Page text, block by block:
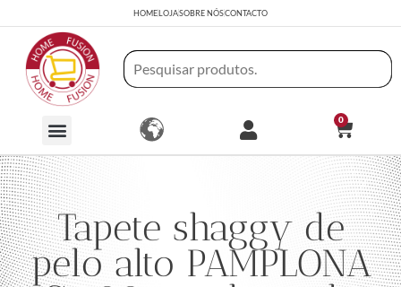
HOMELOJASOBRE NÓSCONTACTO
0
Tapete shaggy de
pelo alto PAMPLONA